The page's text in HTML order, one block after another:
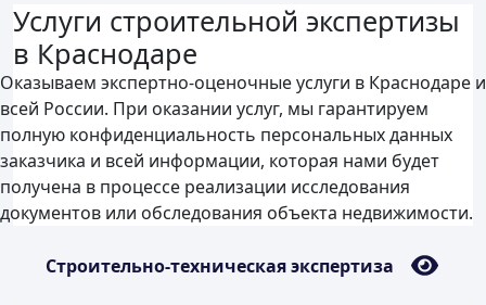
Услуги строительной экспертизы
в Краснодаре
Оказываем экспертно-оценочные услуги в Краснодаре и
всей России. При оказании услуг, мы гарантируем
полную конфиденциальность персональных данных
заказчика и всей информации, которая нами будет
получена в процессе реализации исследования
документов или обследования объекта недвижимости.
Строительно-техническая экспертиза